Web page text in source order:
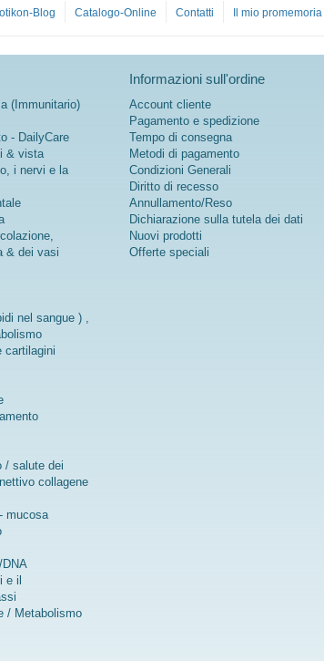
Blog Catalogo-Online Contatti Il mio promemoria
(Immunitario)
- DailyCare
& vista
i nervi e la
& dei vasi
nel sangue ) ,
cartilagini
/ salute dei
collagene
mucosa
DNA
e il
/ Metabolismo
Informazioni sull'ordine
Account cliente
Pagamento e spedizione
Tempo di consegna
Metodi di pagamento
Condizioni Generali
Diritto di recesso
Annullamento/Reso
Dichiarazione sulla tutela dei dati
Nuovi prodotti
Offerte speciali